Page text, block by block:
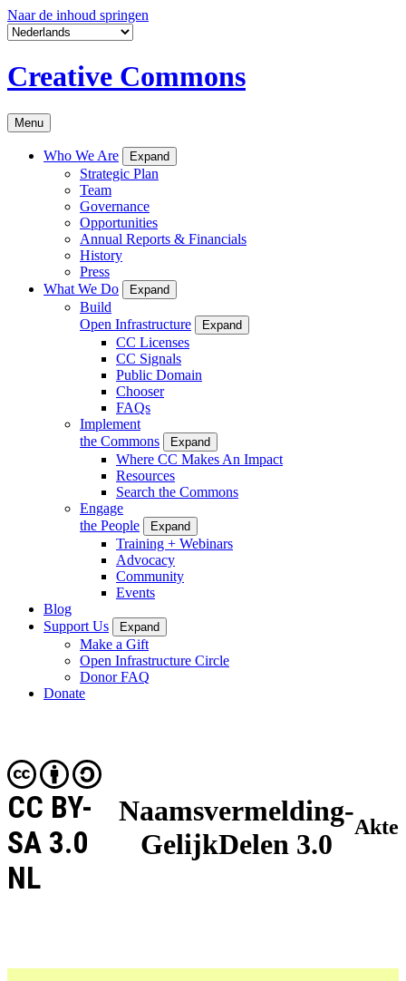
Naar de inhoud springen
Creative Commons
Menu
Who We Are Expand
Strategic Plan
Team
Governance
Opportunities
Annual Reports & Financials
History
Press
What We Do
Expand
Build
Open Infrastructure
Expand
CC Licenses
CC Signals
Public Domain
Chooser
FAQs
Implement
the Commons
Expand
Where CC Makes An Impact
Resources
Search the Commons
Engage
the People
Expand
Training + Webinars
Advocacy
Community
Events
Blog
Support Us
Expand
Make a Gift
Open Infrastructure Circle
Donor FAQ
Donate
Naamsvermelding-
GelijkDelen 3.0
CC BY-
SA 3.0
NL
Akte